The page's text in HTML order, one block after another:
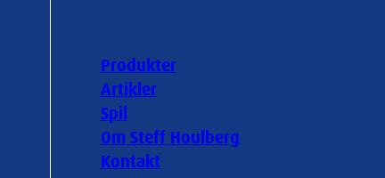
Produkter
Artikler
Spil
Om Steff Houlberg
Kontakt